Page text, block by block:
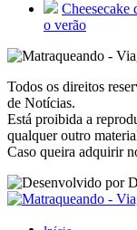
Cheesecake
o verão
Todos os direitos
de Notícias.
Está proibida a
qualquer outro
Caso queira adquirir